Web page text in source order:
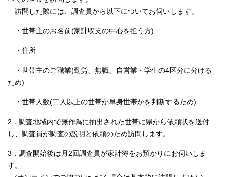
訪問した際には、調査員から以下についてお伺いします。
・世帯主のお名前(家計収支の中心を担う方)
・住所
・世帯主のご職業(勤労、無職、自営業・学生の4区分に分ける
ため)
・世帯人数(二人以上の世帯か単身世帯かを判断するため)
2．調査地域内で無作為に抽出された世帯に県から依頼状を送付
し、調査員が調査の説明と依頼のため訪問します。
3．調査開始後は月2回調査員が家計簿をお預かりにお伺いしま
す。